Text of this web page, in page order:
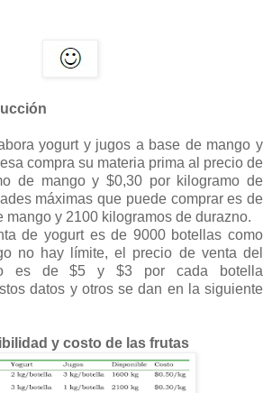
yogurt y jugos a base de mango y
compra su materia prima al precio de
de mango y $0,30 por kilogramo de
máximas que puede comprar es de
mango y 2100 kilogramos de durazno.
de yogurt es de 9000 botellas como
no hay límite, el precio de venta del
es de $5 y $3 por cada botella
datos y otros se dan en la siguiente
y costo de las frutas